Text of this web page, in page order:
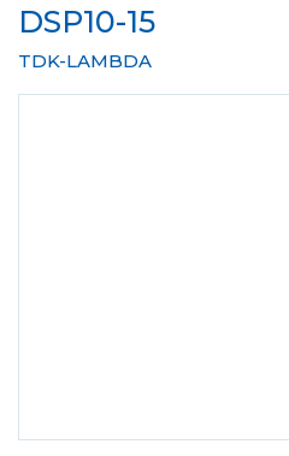
DSP10-15
TDK-LAMBDA